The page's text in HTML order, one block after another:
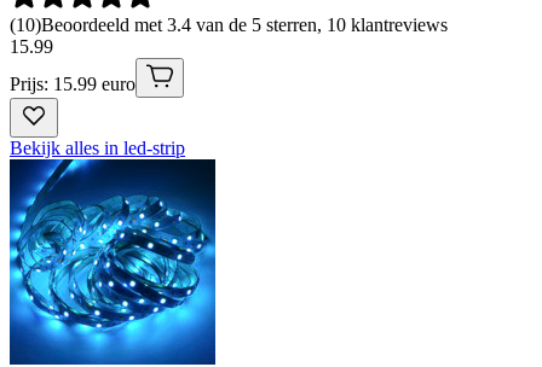
(10)Beoordeeld met 3.4 van de 5 sterren, 10 klantreviews
15.99
Prijs: 15.99 euro
Bekijk alles in led-strip